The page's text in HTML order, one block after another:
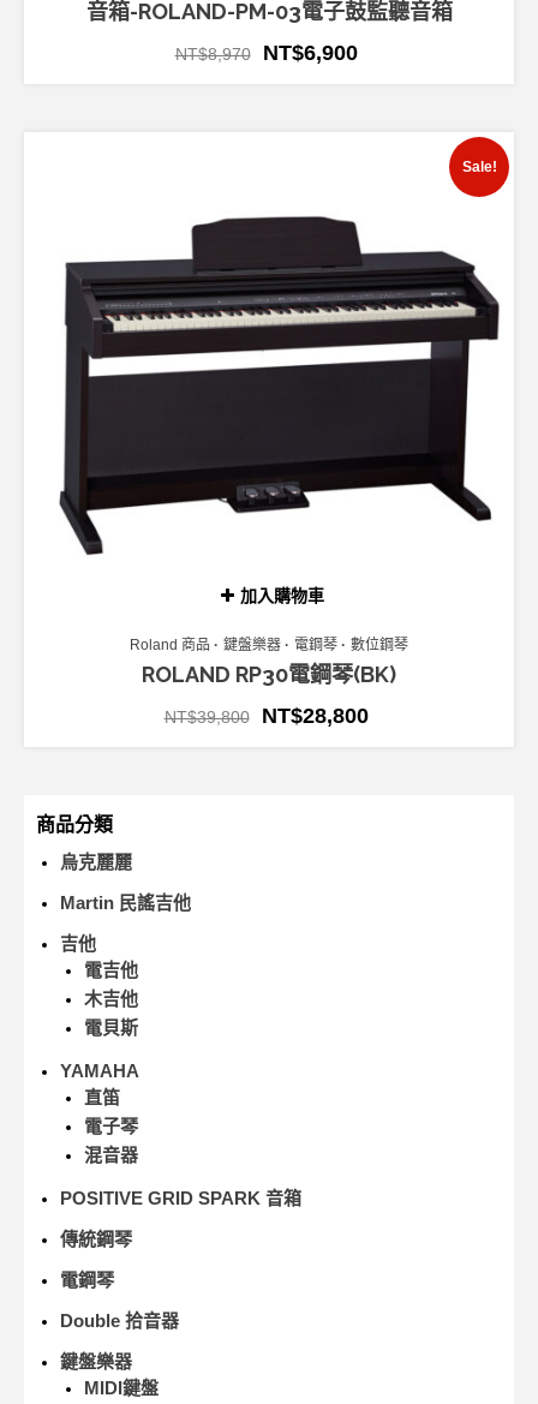
音箱-ROLAND-PM-03電子鼓監聽音箱
NT$8,970 NT$6,900
加入購物車
Sale!
Roland 商品 鍵盤樂器 電鋼琴 數位鋼琴
ROLAND RP30電鋼琴(BK)
NT$39,800 NT$28,800
商品分類
烏克麗麗
Martin 民謠吉他
吉他
電吉他
木吉他
電貝斯
YAMAHA
直笛
電子琴
混音器
POSITIVE GRID SPARK 音箱
傳統鋼琴
電鋼琴
Double 拾音器
鍵盤樂器
MIDI鍵盤